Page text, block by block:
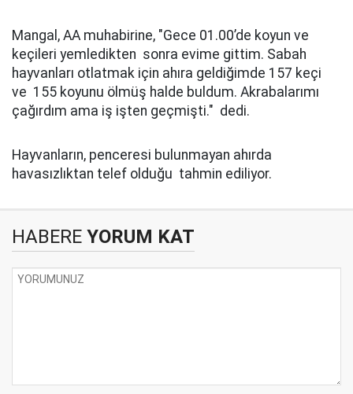
Mangal, AA muhabirine, "Gece 01.00’de koyun ve
keçileri yemledikten sonra evime gittim. Sabah
hayvanları otlatmak için ahıra geldiğimde 157 keçi
ve 155 koyunu ölmüş halde buldum. Akrabalarımı
çağırdım ama iş işten geçmişti." dedi.
Hayvanların, penceresi bulunmayan ahırda
havasızlıktan telef olduğu tahmin ediliyor.
HABERE YORUM KAT